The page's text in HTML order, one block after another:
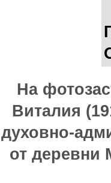
На
Виталия
духовно-
от деревни